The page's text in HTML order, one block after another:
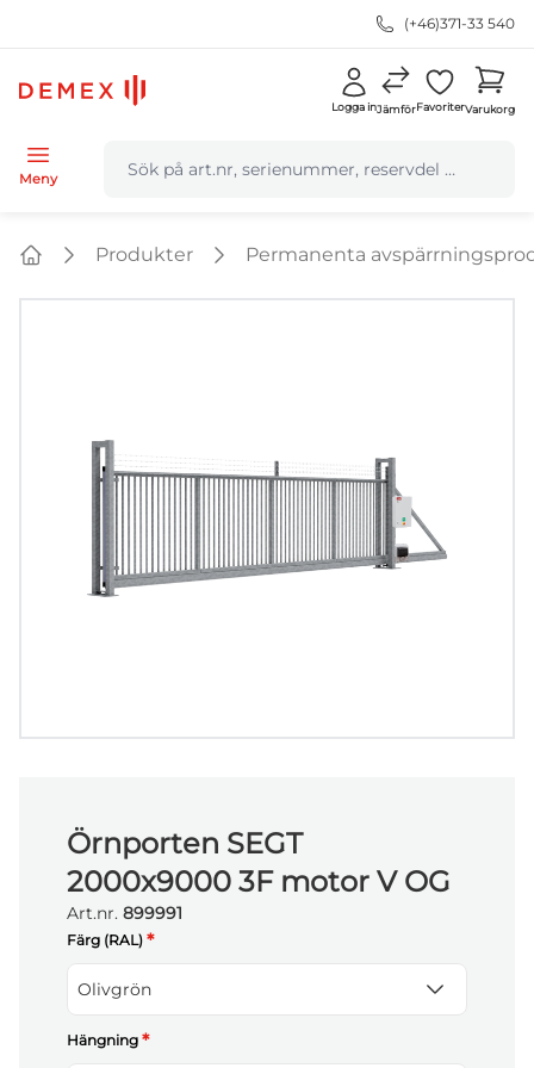
(+46)371-33 540
Logga inJämförFavoriterVarukorg
Meny
Produkter Permanenta
Örnporten SEGT
2000x9000 3F motor V OG
Art.nr. 899991
Färg (RAL) *
Olivgrön
Hängning *